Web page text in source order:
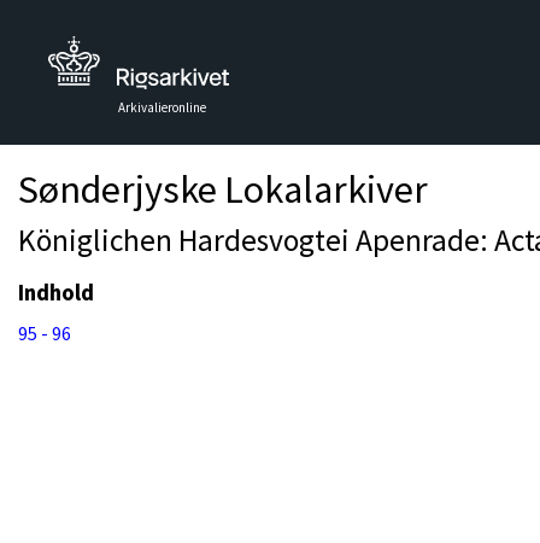
Arkivalieronline
Sønderjyske Lokalarkiver
Königlichen Hardesvogtei Apenrade:
Indhold
95 - 96